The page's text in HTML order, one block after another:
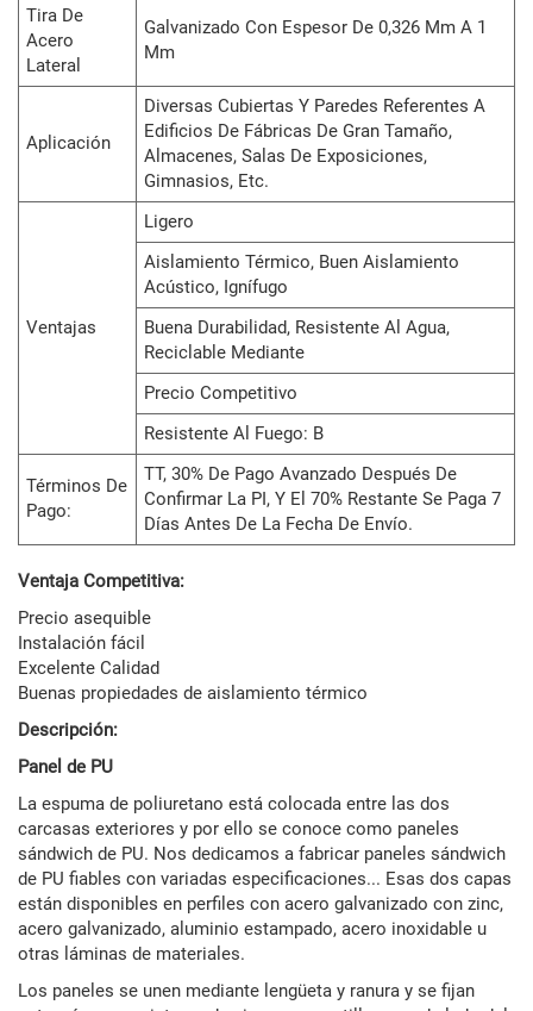
Tira De
Acero
Lateral
Galvanizado Con Espesor De 0,326 Mm A 1
Mm
Aplicación
Diversas Cubiertas Y Paredes Referentes A
Edificios De Fábricas De Gran Tamaño,
Almacenes, Salas De Exposiciones,
Gimnasios, Etc.
Ventajas
Ligero
Aislamiento Térmico, Buen Aislamiento
Acústico, Ignífugo
Buena Durabilidad, Resistente Al Agua,
Reciclable Mediante
Precio Competitivo
Resistente Al Fuego: B
Términos De
Pago:
TT, 30% De Pago Avanzado Después De
Confirmar La PI, Y El 70% Restante Se Paga 7
Días Antes De La Fecha De Envío.
Ventaja Competitiva:
Precio asequible
Instalación fácil
Excelente Calidad
Buenas propiedades de aislamiento térmico
Descripción:
Panel de PU
La espuma de poliuretano está colocada entre las dos
carcasas exteriores y por ello se conoce como paneles
sándwich de PU. Nos dedicamos a fabricar paneles sándwich
de PU fiables con variadas especificaciones... Esas dos capas
están disponibles en perfiles con acero galvanizado con zinc,
acero galvanizado, aluminio estampado, acero inoxidable u
otras láminas de materiales.
Los paneles se unen mediante lengüeta y ranura y se fijan